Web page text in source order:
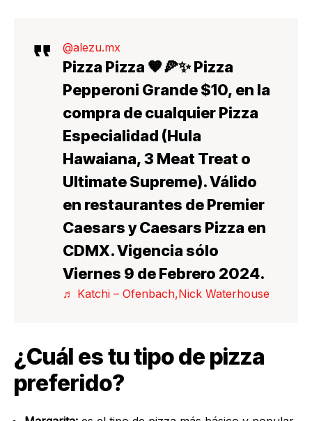
@alezu.mx
Pizza Pizza 🧡🍕✨ Pizza
Pepperoni Grande $10, en la
compra de cualquier Pizza
Especialidad (Hula
Hawaiana, 3 Meat Treat o
Ultimate Supreme). Válido
en restaurantes de Premier
Caesars y Caesars Pizza en
CDMX. Vigencia sólo
Viernes 9 de Febrero 2024.
♬ Katchi – Ofenbach,Nick Waterhouse
¿Cuál es tu tipo de pizza
preferido?